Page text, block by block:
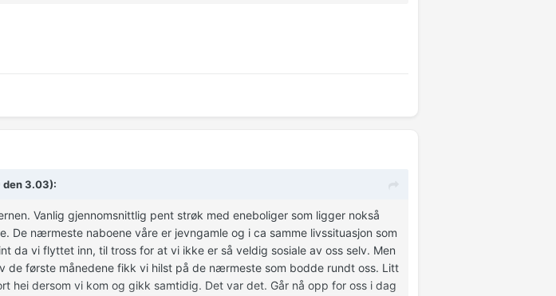
den 3.03):
Vanlig gjennomsnittlig pent strøk med eneboliger som ligger nokså
De nærmeste naboene våre er jevngamle og i ca samme livssituasjon som
da vi flyttet inn, til tross for at vi ikke er så veldig sosiale av oss selv. Men
de første månedene fikk vi hilst på de nærmeste som bodde rundt oss. Litt
hei dersom vi kom og gikk samtidig. Det var det. Går nå opp for oss i dag